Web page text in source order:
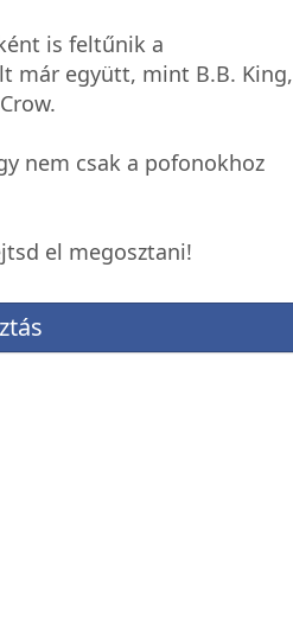
is feltűnik a
már együtt, mint B.B. King,
nem csak a pofonokhoz
el megosztani!